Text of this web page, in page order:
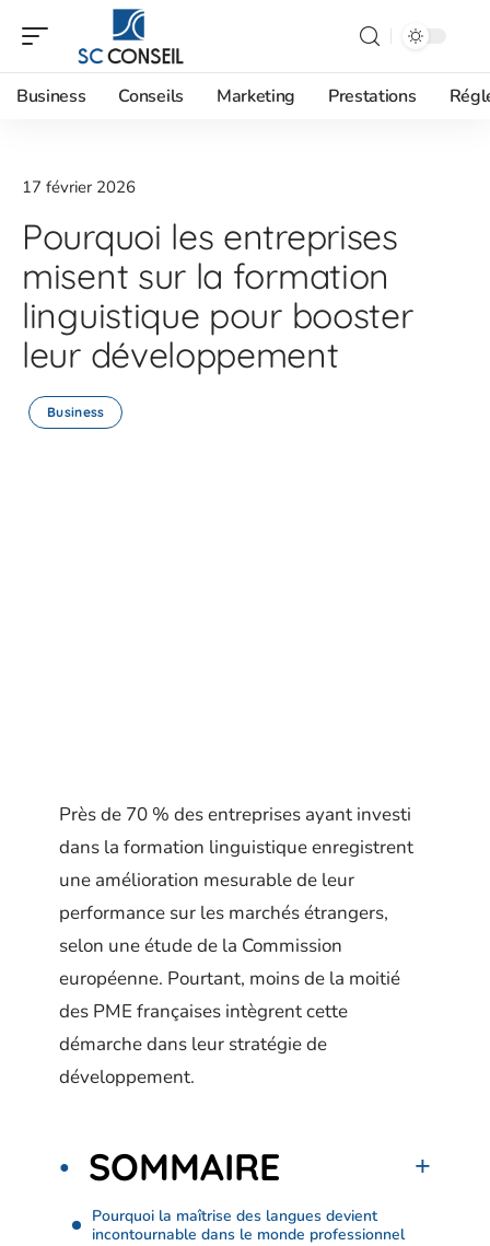
Business Conseils Marketing Prestations
17 février 2026
Pourquoi les entreprises
misent sur la formation
linguistique pour booster
leur développement
Business
Près de 70 % des entreprises ayant investi
dans la formation linguistique enregistrent
une amélioration mesurable de leur
performance sur les marchés étrangers,
selon une étude de la Commission
européenne. Pourtant, moins de la moitié
des PME françaises intègrent cette
démarche dans leur stratégie de
développement.
SOMMAIRE
Pourquoi la maîtrise des langues devient
incontournable dans le monde professionnel